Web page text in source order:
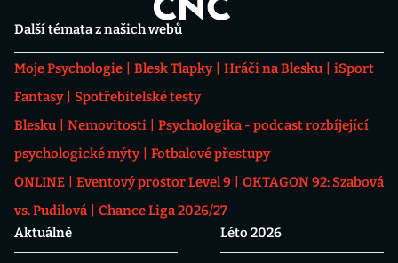
Další témata z našich webů
Moje Psychologie Blesk Tlapky Hráči na Blesku
iSport
Fantasy
Spotřebitelské testy
Blesku
Nemovitosti
Psychologika - podcast rozbíjející
psychologické mýty
Fotbalové přestupy
ONLINE
Eventový prostor Level 9
OKTAGON 92: Szabová
vs. Pudilová
Chance Liga 2026/27
Aktuálně
Léto 2026